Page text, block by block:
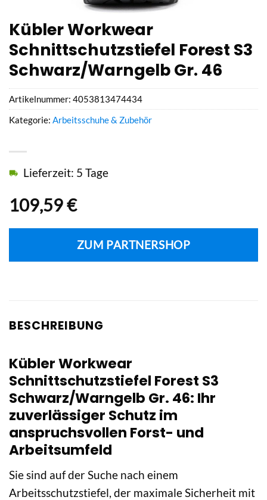
Kübler Workwear
Schnittschutzstiefel Forest S3
Schwarz/Warngelb Gr. 46
109,59€
Lieferzeit: 5 Tage
ZUM PARTNERSHOP
Artikelnummer: 4053813474434
Kategorie: Arbeitsschuhe & Zubehör
BESCHREIBUNG
Kübler Workwear
Schnittschutzstiefel Forest S3
Schwarz/Warngelb Gr. 46: Ihr
zuverlässiger Schutz im
anspruchsvollen Forst- und
Arbeitsumfeld
Sie sind auf der Suche nach einem
Arbeitsschutzstiefel, der maximale Sicherheit mit